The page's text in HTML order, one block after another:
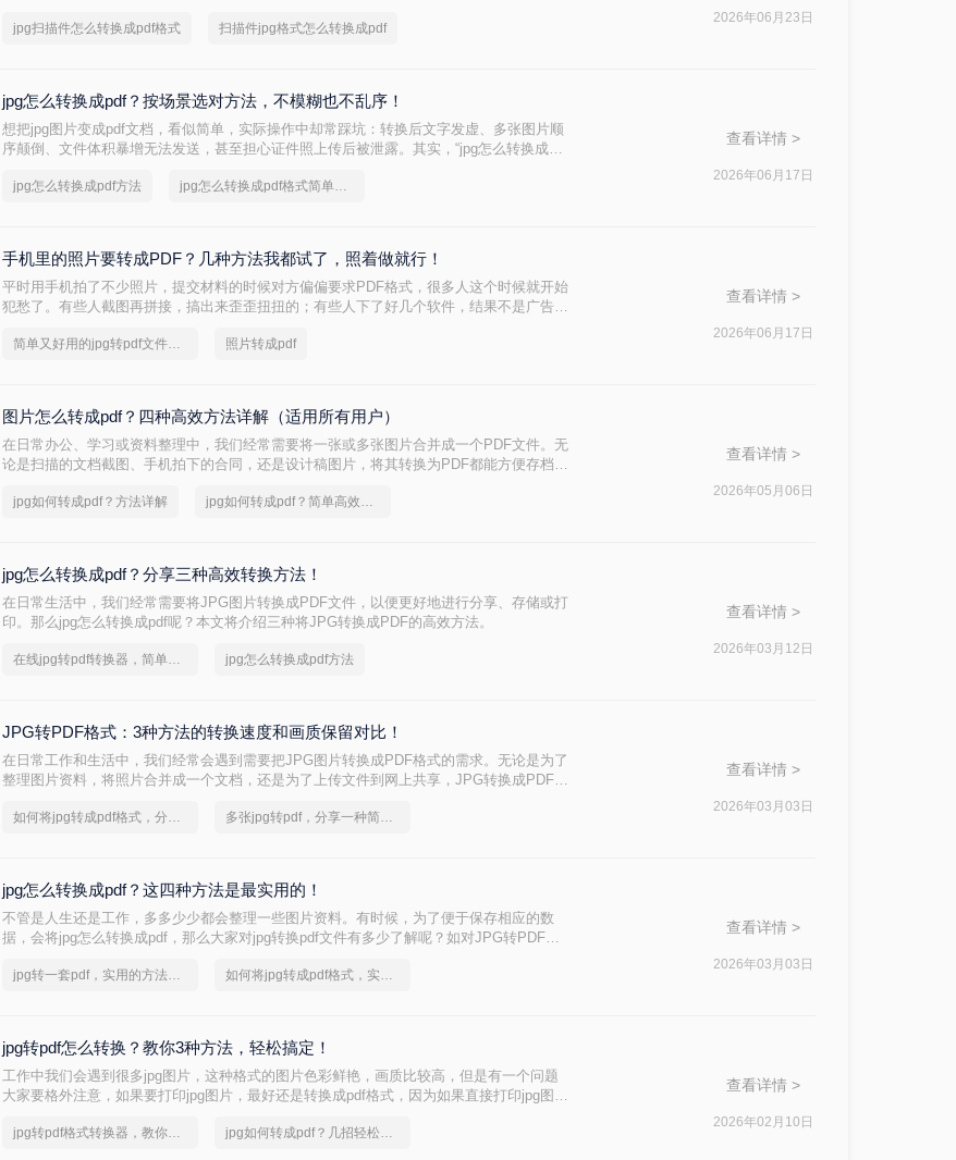
了！
jpg扫描件怎么转换成pdf格式 扫描件jpg格式怎么转换成pdf
2026年06月23日
jpg怎么转换成pdf？按场景选对方法，不模糊也不乱序！
想把jpg图片变成pdf文档，看似简单，实际操作中却常踩坑：转换后文字发虚、多张图片顺
序颠倒、文件体积暴增无法发送，甚至担心证件照上传后被泄露。其实，“jpg怎么转换成
张照片？是对画质要求极高，还是只求快速分享？本文将围绕在线免安装、本地批量处理、
jpg怎么转换成pdf方法 jpg怎么转换成pdf格式简单方法
查看详情 >
2026年06月17日
手机里的照片要转成PDF？几种方法我都试了，照着做就行！
平时用手机拍了不少照片，提交材料的时候对方偏偏要求PDF格式，很多人这个时候就开始
犯愁了。有些人截图再拼接，搞出来歪歪扭扭的；有些人下了好几个软件，结果不是广告弹
按照在线转换、批量处理、系统自带、手机操作这几个不同场景，分别讲清楚每种做法的步
简单又好用的jpg转pdf文件方法，一般人我都不告诉他 照片转成pdf
查看详情 >
2026年06月17日
图片怎么转成pdf？四种高效方法详解（适用所有用户）
在日常办公、学习或资料整理中，我们经常需要将一张或多张图片合并成一个PDF文件。无
论是扫描的文档截图、手机拍下的合同，还是设计稿图片，将其转换为PDF都能方便存档、
竞品软件的可靠方法，涵盖Windows、Mac、命令行工具和在线平台，每个方法均经过实测
jpg如何转成pdf？方法详解 jpg如何转成pdf？简单高效的恢复方法
查看详情 >
2026年05月06日
jpg怎么转换成pdf？分享三种高效转换方法！
在日常生活中，我们经常需要将JPG图片转换成PDF文件，以便更好地进行分享、存储或打
印。那么jpg怎么转换成pdf呢？本文将介绍三种将JPG转换成PDF的高效方法。
在线jpg转pdf转换器，简单高效的转换方法 jpg怎么转换成pdf方法
查看详情 >
2026年03月12日
JPG转PDF格式：3种方法的转换速度和画质保留对比！
在日常工作和生活中，我们经常会遇到需要把JPG图片转换成PDF格式的需求。无论是为了
整理图片资料，将照片合并成一个文档，还是为了上传文件到网上共享，JPG转换成PDF都
的方法，让您能够轻松完成JPG到PDF的转换。让我们一起来看看吧！
如何将jpg转成pdf格式，分享一种简单的方法 多张jpg转pdf，分享一种简单的方法
查看详情 >
2026年03月03日
jpg怎么转换成pdf？这四种方法是最实用的！
不管是人生还是工作，多多少少都会整理一些图片资料。有时候，为了便于保存相应的数
据，会将jpg怎么转换成pdf，那么大家对jpg转换pdf文件有多少了解呢？如对JPG转PDF不
jpg转一套pdf，实用的方法来了 如何将jpg转成pdf格式，实用的方法来了
查看详情 >
2026年03月03日
jpg转pdf怎么转换？教你3种方法，轻松搞定！
工作中我们会遇到很多jpg图片，这种格式的图片色彩鲜艳，画质比较高，但是有一个问题
大家要格外注意，如果要打印jpg图片，最好还是转换成pdf格式，因为如果直接打印jpg图
jpg转pdf格式转换器，教你轻松应对 jpg如何转成pdf？几招轻松搞定
查看详情 >
2026年02月10日